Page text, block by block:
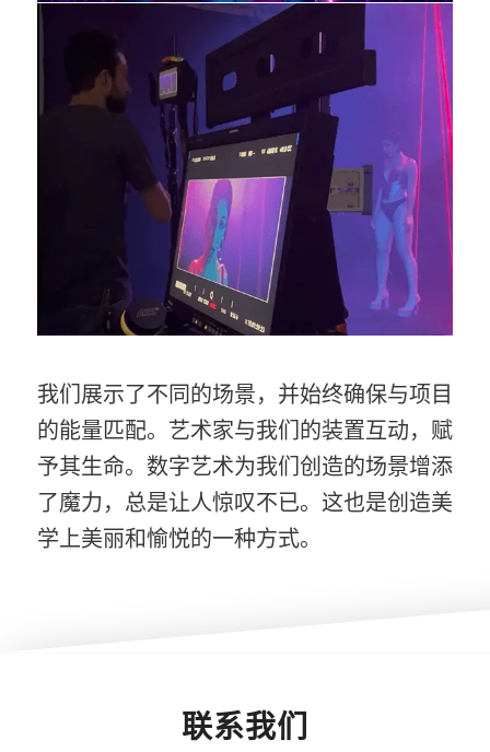
我们展示了不同的场景，并始终确保与项目
的能量匹配。艺术家与我们的装置互动，赋
予其生命。数字艺术为我们创造的场景增添
了魔力，总是让人惊叹不已。这也是创造美
学上美丽和愉悦的一种方式。
联系我们